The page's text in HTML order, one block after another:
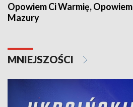
Opowiem Ci Warmię, Opowiem
Mazury
MNIEJSZOŚCI